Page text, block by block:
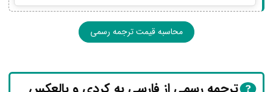
محاسبه قیمت ترجمه رسمی